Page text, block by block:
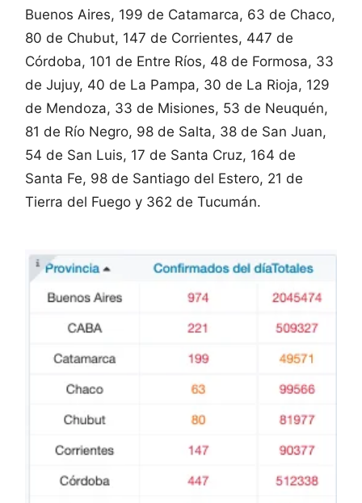
Buenos Aires, 199 de Catamarca, 63 de Chaco,
80 de Chubut, 147 de Corrientes, 447 de
Córdoba, 101 de Entre Ríos, 48 de Formosa, 33
de Jujuy, 40 de La Pampa, 30 de La Rioja, 129
de Mendoza, 33 de Misiones, 53 de Neuquén,
81 de Río Negro, 98 de Salta, 38 de San Juan,
54 de San Luis, 17 de Santa Cruz, 164 de
Santa Fe, 98 de Santiago del Estero, 21 de
Tierra del Fuego y 362 de Tucumán.